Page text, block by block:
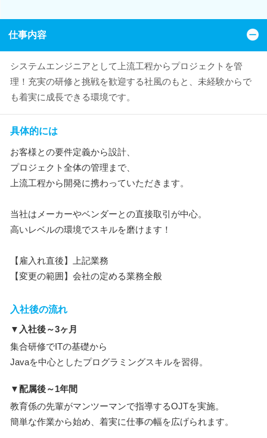
仕事内容
システムエンジニアとして上流工程からプロジェクトを管
理！充実の研修と挑戦を歓迎する社風のもと、未経験からで
も着実に成長できる環境です。
具体的には
お客様との要件定義から設計、
プロジェクト全体の管理まで、
上流工程から開発に携わっていただきます。
当社はメーカーやベンダーとの直接取引が中心。
高いレベルの環境でスキルを磨けます！
【雇入れ直後】上記業務
【変更の範囲】会社の定める業務全般
入社後の流れ
▼入社後～3ヶ月
集合研修でITの基礎から
Javaを中心としたプログラミングスキルを習得。
▼配属後～1年間
教育係の先輩がマンツーマンで指導するOJTを実施。
簡単な作業から始め、着実に仕事の幅を広げられます。